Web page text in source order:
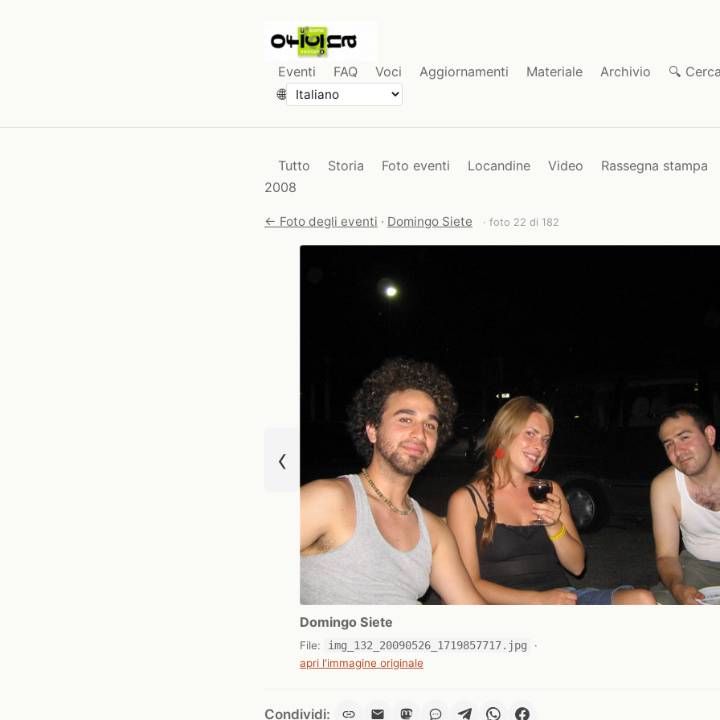
Eventi FAQ Voci Aggiornamenti Materiale Archivio
🔍
🌐
Tutto Storia Foto eventi Locandine Video
Rassegna stampa
2008
← Foto degli eventi · Domingo Siete · foto 22 di 182
‹
Domingo Siete
File: img_132_20090526_1719857717.jpg
·
apri l'immagine originale
Condividi: